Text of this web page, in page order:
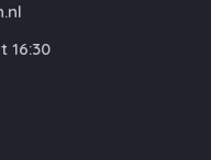
16:30